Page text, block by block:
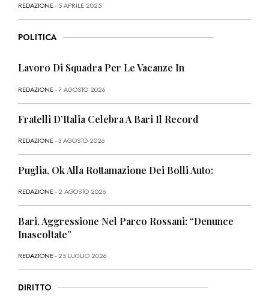
REDAZIONE- 5 APRILE 2025
POLITICA
Lavoro Di Squadra Per Le Vacanze In
REDAZIONE- 7 AGOSTO 2026
Fratelli D’Italia Celebra A Bari Il Record
REDAZIONE- 3 AGOSTO 2026
Puglia, Ok Alla Rottamazione Dei Bolli Auto:
REDAZIONE- 2 AGOSTO 2026
Bari, Aggressione Nel Parco Rossani: “Denunce
Inascoltate”
REDAZIONE- 25 LUGLIO 2026
DIRITTO